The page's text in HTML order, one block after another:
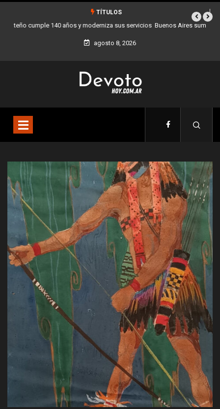
TÍTULOS
Buenos Aires sumó 12 nuevos Bares Notables y ya son 90 en toda la
Ciudad
agosto 8, 2026